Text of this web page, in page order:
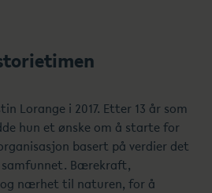
Lorange i 2017. Etter 13 år som
hun et ønske om å starte for
basert på verdier det
samfunnet. Bærekraft,
nærhet til naturen, for å